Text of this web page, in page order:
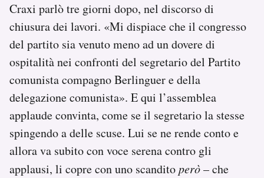
Craxi parlò tre giorni dopo, nel discorso di
chiusura dei lavori. «Mi dispiace che il congresso
del partito sia venuto meno ad un dovere di
ospitalità nei confronti del segretario del Partito
comunista compagno Berlinguer e della
delegazione comunista». E qui l’assemblea
applaude convinta, come se il segretario la stesse
spingendo a delle scuse. Lui se ne rende conto e
allora va subito con voce serena contro gli
applausi, li copre con uno scanditoperò– che